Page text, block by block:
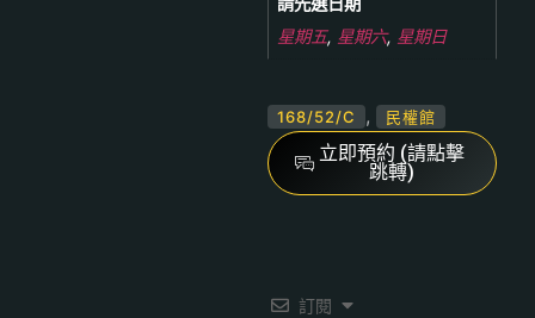
星期五, 星期六, 星期日
168/52/C , 民權館
立即預約 (請點擊
跳轉)
訂閱